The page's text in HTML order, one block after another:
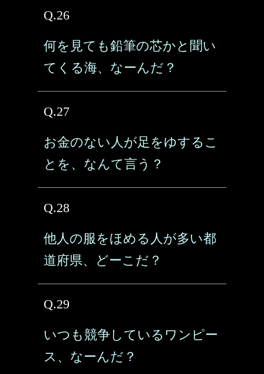
Q.26
何を見ても鉛筆の芯かと聞い
てくる海、なーんだ？
Q.27
お金のない人が足をゆするこ
とを、なんて言う？
Q.28
他人の服をほめる人が多い都
道府県、どーこだ？
Q.29
いつも競争しているワンピー
ス、なーんだ？